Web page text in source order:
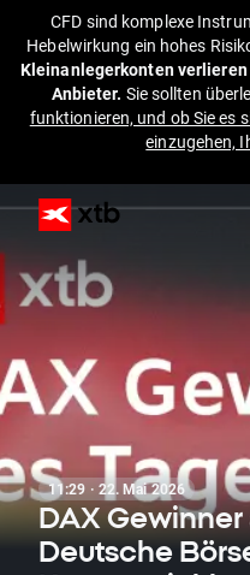
CFD sind komplexe
Hebelwirkung ein hohes
Kleinanlegerkonten
Anbieter. Sie sollten
funktionieren, und ob Sie es
einzugehen,
11:29 · 22. Mai 2026
DAX
Deutsche